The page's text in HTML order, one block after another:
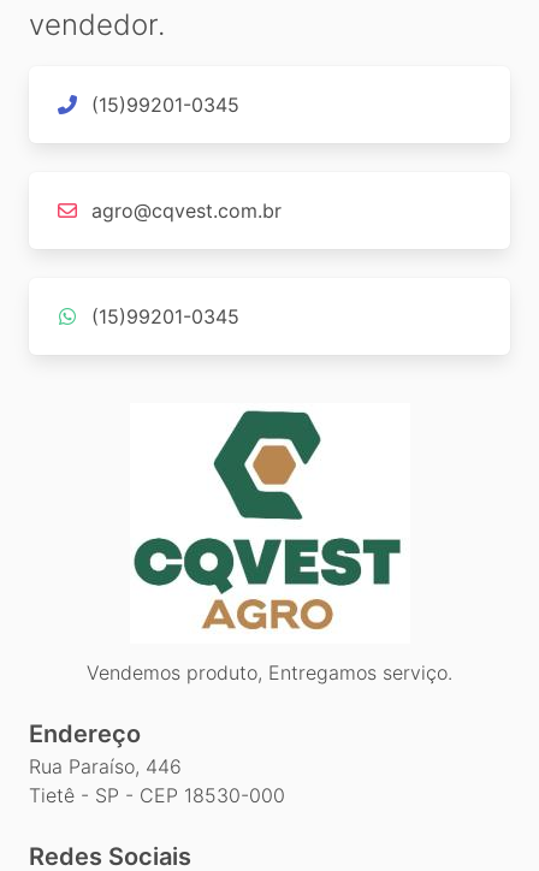
vendedor.
(15)99201-0345
agro@cqvest.com.br
(15)99201-0345
Vendemos produto, Entregamos serviço.
Endereço
Rua Paraíso, 446
Tietê - SP - CEP 18530-000
Redes Sociais